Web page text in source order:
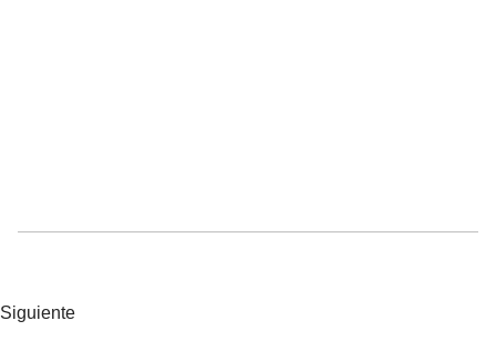
Siguiente